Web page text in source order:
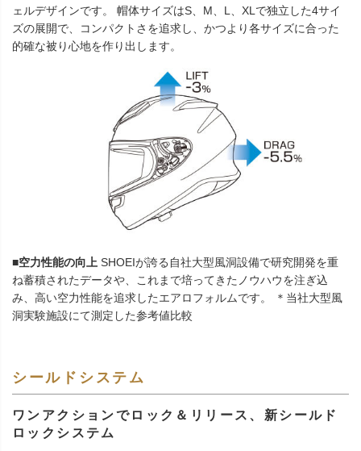
ェルデザインです。 帽体サイズはS、M、L、XLで独立した4サイ
ズの展開で、コンパクトさを追求し、かつより各サイズに合った
的確な被り心地を作り出します。
■空力性能の向上 SHOEIが誇る自社大型風洞設備で研究開発を重
ね蓄積されたデータや、これまで培ってきたノウハウを注ぎ込
み、高い空力性能を追求したエアロフォルムです。 ＊当社大型風
洞実験施設にて測定した参考値比較
シールドシステム
ワンアクションでロック＆リリース、新シールド
ロックシステム